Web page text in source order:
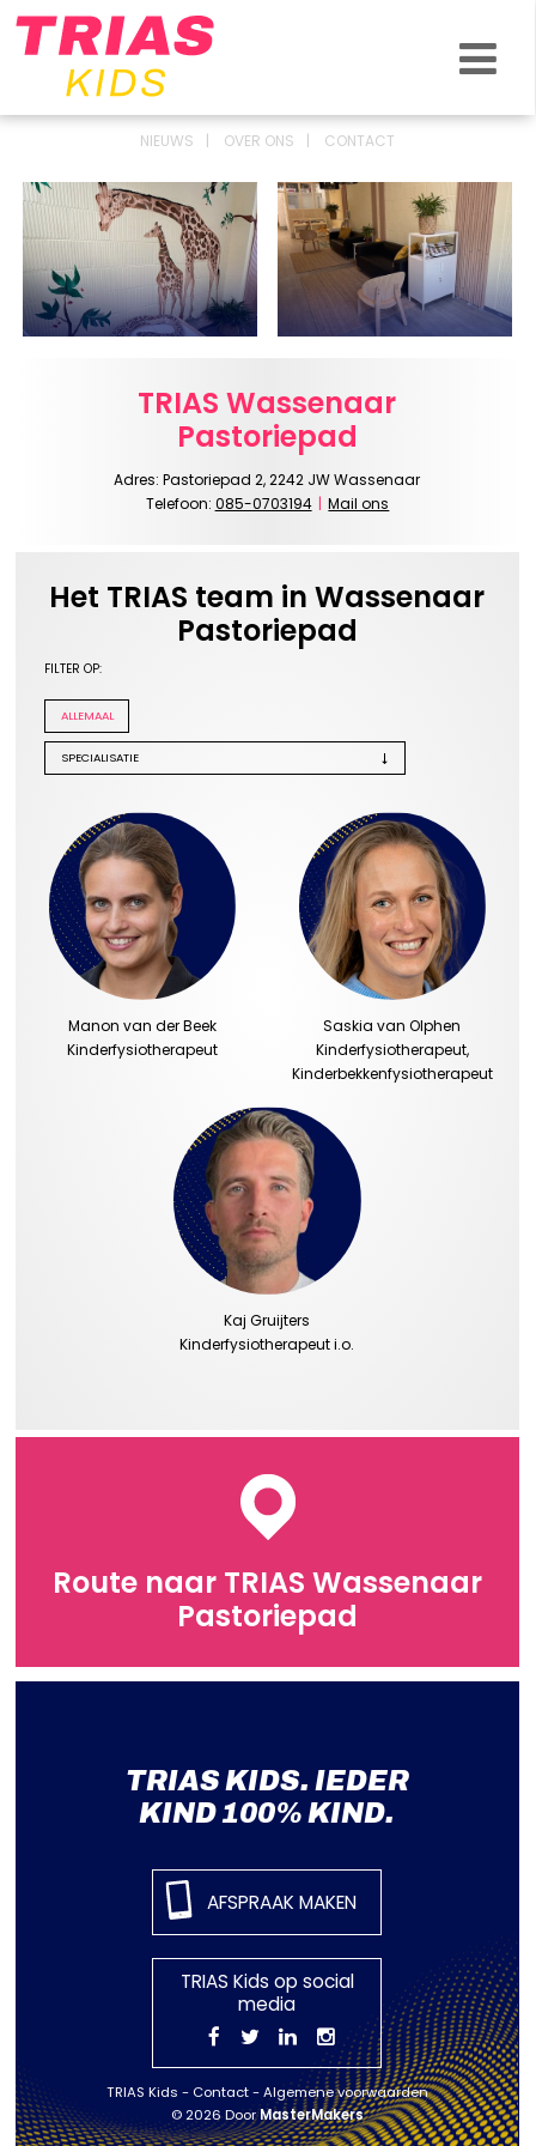
NIEUWS OVER ONS CONTACT
TRIAS Wassenaar
Pastoriepad
Adres: Pastoriepad 2, 2242 JW Wassenaar
Telefoon: 085-0703194 | Mail ons
Het TRIAS team in Wassenaar
Pastoriepad
FILTER OP:
ALLEMAAL
Manon van der Beek
Kinderfysiotherapeut
Saskia van Olphen
Kinderfysiotherapeut,
Kinderbekkenfysiotherapeut
Kaj Gruijters
Kinderfysiotherapeut i.o.
Route naar TRIAS Wassenaar
Pastoriepad
TRIAS KIDS. IEDER
KIND 100% KIND.
AFSPRAAK MAKEN
TRIAS Kids op social
media
TRIAS Kids Contact
Algemene voorwaarden
© 2026 DoorMasterMakers
VOOR WIE
VERGOEDING EN KOSTEN
NIEUWS & BLOG
OVER ONS
CONTACT
LOCATIES